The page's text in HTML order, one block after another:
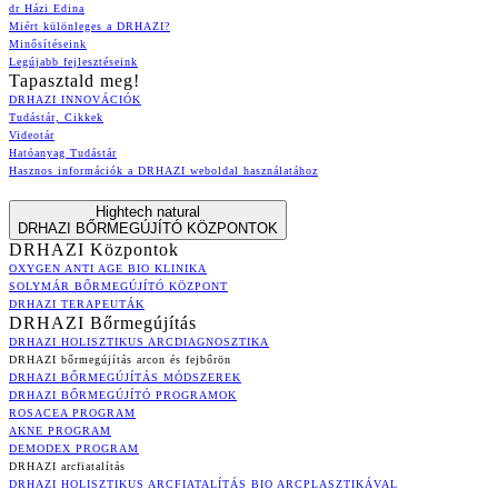
dr Házi Edina
Miért különleges a DRHAZI?
Minősítéseink
Legújabb fejlesztéseink
Tapasztald meg!
DRHAZI INNOVÁCIÓK
Tudástár, Cikkek
Videotár
Hatóanyag Tudástár
Hasznos információk a DRHAZI weboldal használatához
Hightech natural
DRHAZI BŐRMEGÚJÍTÓ KÖZPONTOK
DRHAZI Központok
OXYGEN ANTI AGE BIO KLINIKA
SOLYMÁR BŐRMEGÚJÍTÓ KÖZPONT
DRHAZI TERAPEUTÁK
DRHAZI Bőrmegújítás
DRHAZI HOLISZTIKUS ARCDIAGNOSZTIKA
DRHAZI bőrmegújítás arcon és fejbőrön
DRHAZI BŐRMEGÚJÍTÁS MÓDSZEREK
DRHAZI BŐRMEGÚJÍTÓ PROGRAMOK
ROSACEA PROGRAM
AKNE PROGRAM
DEMODEX PROGRAM
DRHAZI arcfiatalítás
DRHAZI HOLISZTIKUS ARCFIATALÍTÁS BIO ARCPLASZTIKÁVAL